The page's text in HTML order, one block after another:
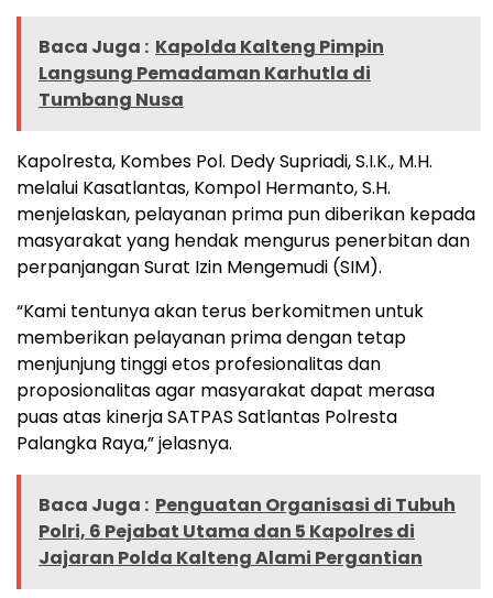
Baca Juga : Kapolda Kalteng Pimpin
Langsung Pemadaman Karhutla di
Tumbang Nusa
Kapolresta, Kombes Pol. Dedy Supriadi, S.I.K., M.H.
melalui Kasatlantas, Kompol Hermanto, S.H.
menjelaskan, pelayanan prima pun diberikan kepada
masyarakat yang hendak mengurus penerbitan dan
perpanjangan Surat Izin Mengemudi (SIM).
“Kami tentunya akan terus berkomitmen untuk
memberikan pelayanan prima dengan tetap
menjunjung tinggi etos profesionalitas dan
proposionalitas agar masyarakat dapat merasa
puas atas kinerja SATPAS Satlantas Polresta
Palangka Raya,” jelasnya.
Baca Juga : Penguatan Organisasi di Tubuh
Polri, 6 Pejabat Utama dan 5 Kapolres di
Jajaran Polda Kalteng Alami Pergantian